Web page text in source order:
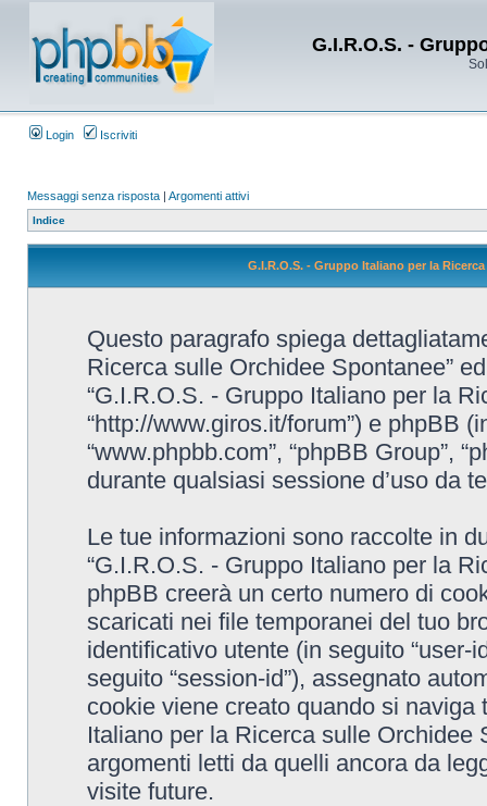
G.I.R.O.S. -
Login Iscriviti
Messaggi senza risposta | Argomenti attivi
Indice
G.I.R.O.S. - Gruppo Italiano per la
Questo paragrafo spiega
Ricerca sulle Orchidee Spontanee”
“G.I.R.O.S. - Gruppo Italiano per la
“http://www.giros.it/forum”) e phpBB
“www.phpbb.com”, “phpBB Group”,
durante qualsiasi sessione d’uso da
Le tue informazioni sono raccolte in
“G.I.R.O.S. - Gruppo Italiano per la
phpBB creerà un certo numero di
scaricati nei file temporanei del tuo
identificativo utente (in seguito
seguito “session-id”), assegnato
cookie viene creato quando si naviga
Italiano per la Ricerca sulle Orchidee
argomenti letti da quelli ancora da
visite future.